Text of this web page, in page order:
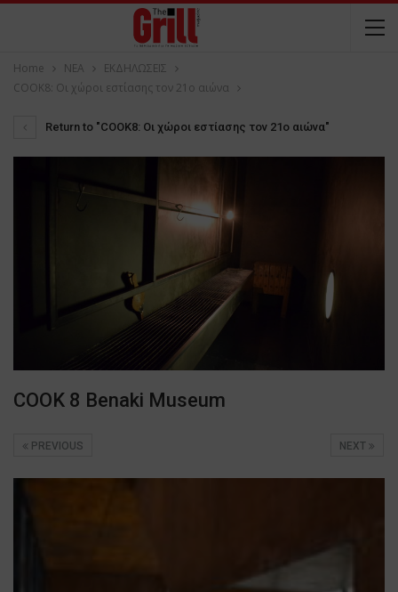
Home NEA
ΕΚΔΗΛΩΣΕΙΣ
COOK8: Οι χώροι εστίασης τον 21ο αιώνα
Return to "COOK8: Οι χώροι εστίασης τον 21ο αιώνα"
COOK 8 Benaki Museum
NEXT
PREVIOUS